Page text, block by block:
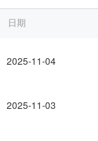
日期
2025-11-04
2025-11-03